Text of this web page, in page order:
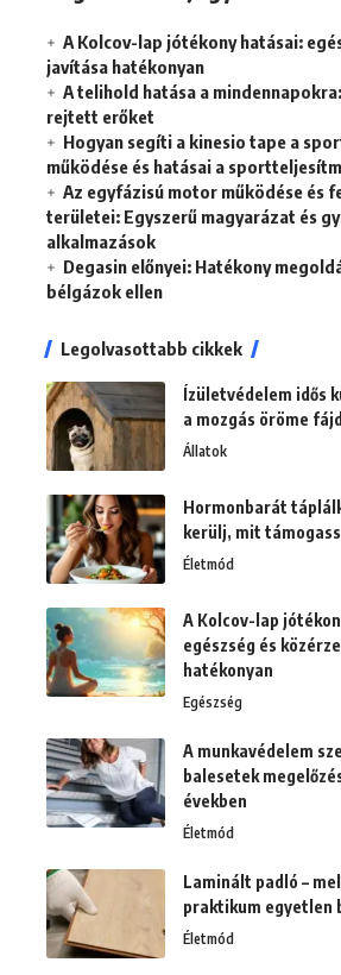
A Kolcov-lap jótékony hatásai:
javítása hatékonyan
A telihold hatása a
rejtett erőket
Hogyan segíti a kinesio tape a
működése és hatásai a
Az egyfázisú motor működése és
területei: Egyszerű magyarázat és
alkalmazások
Degasin előnyei: Hatékony
bélgázok ellen
Legolvasottabb cikkek
Ízületvédelem idős
a mozgás öröme
Állatok
Hormonbarát
kerülj, mit
Életmód
A Kolcov-lap
egészség és
hatékonyan
Egészség
A munkavédelem
balesetek
években
Életmód
Laminált padló –
praktikum egyetlen
Életmód